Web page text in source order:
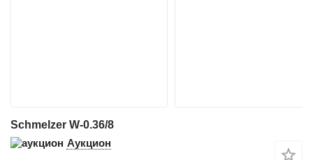
Schmelzer W-0.36/8
Аукцион